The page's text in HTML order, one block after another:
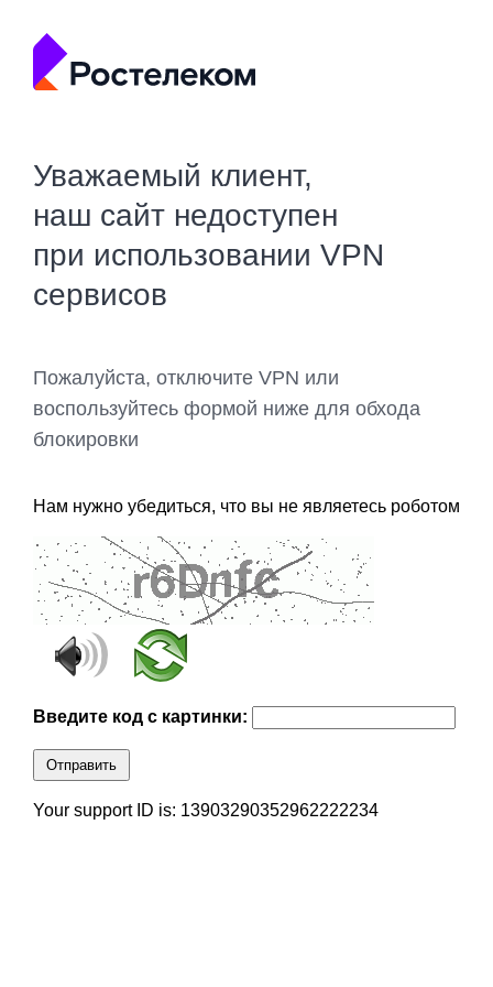
Уважаемый клиент,
наш сайт недоступен
при использовании VPN
сервисов
Пожалуйста, отключите VPN или
воспользуйтесь формой ниже для обхода
блокировки
Нам нужно убедиться, что вы не являетесь роботом
Введите код с картинки:
Отправить
Your support ID is: 13903290352962222234